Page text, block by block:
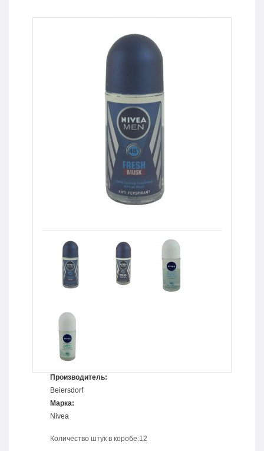
Производитель:
Beiersdorf
Марка:
Nivea
Количество штук в коробе:12